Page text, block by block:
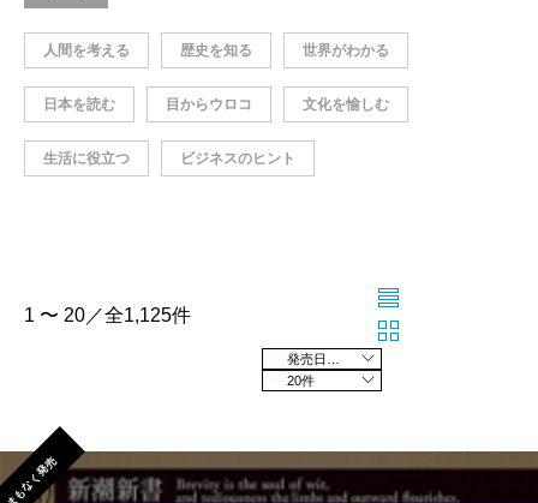
人間を考える 歴史を知る 世界がわかる
日本を読む 目からウロコ 文化を愉しむ
生活に役立つ ビジネスのヒント
1 〜 20／全1,125件
20件
まもなく発売